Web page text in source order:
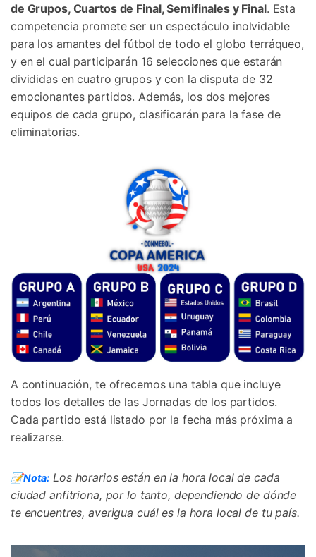
de Grupos, Cuartos de Final, Semifinales y Final. Esta
competencia promete ser un espectáculo inolvidable
para los amantes del fútbol de todo el globo terráqueo,
y en el cual participarán 16 selecciones que estarán
divididas en cuatro grupos y con la disputa de 32
emocionantes partidos. Además, los dos mejores
equipos de cada grupo, clasificarán para la fase de
eliminatorias.
A continuación, te ofrecemos una tabla que incluye
todos los detalles de las Jornadas de los partidos.
Cada partido está listado por la fecha más próxima a
realizarse.
📝Nota: Los horarios están en la hora local de cada
ciudad anfitriona, por lo tanto, dependiendo de dónde
te encuentres, averigua cuál es la hora local de tu país.